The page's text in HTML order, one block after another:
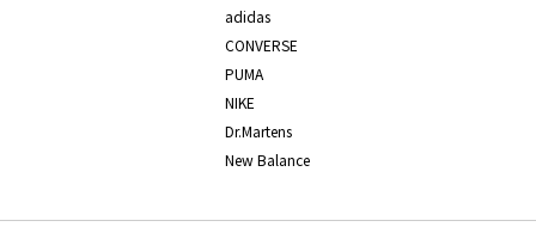
adidas
CONVERSE
PUMA
NIKE
Dr.Martens
New Balance